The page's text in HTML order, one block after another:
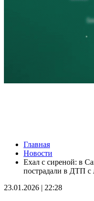
Пенсионерка из
рублей из-за аферистов
09.08.2026 | 16:40
Вернут деньги:
09.08.2026 | 16:38
Главная
Новости
Ехал с сиреной: в
пострадали в ДТП с
23.01.2026 | 22:28